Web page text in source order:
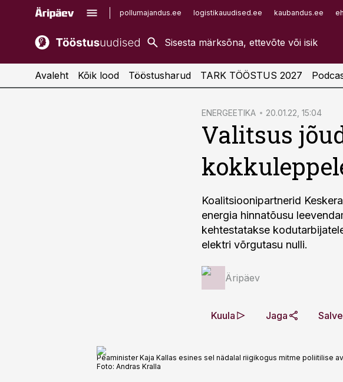
pollumajandus.ee logistikauudised.ee kaubandus.ee
kaubandus.ee
kinnisvarauudised.ee
imelineajalugu.ee
Infopank
Avaleht Kõik lood Tööstusharud TARK TÖÖSTUS 2027
ENERGEETIKA 20.01.22, 15:04
Valitsus
Koalitsioonipartnerid
energia hinnatõusu
kehtestatakse
elektri võrgutasu nulli.
Äripäev
Kuula Jaga
Peaminister Kaja Kallas esines sel nädalal riigikogus mitme poliitilise
Foto: Andras Kralla